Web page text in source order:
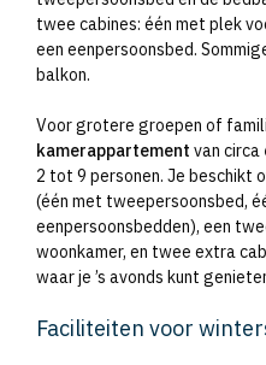
twee cabines: één met plek
een eenpersoonsbed.
balkon.
Voor grotere groepen of
kamerappartement van circa
2 tot 9 personen. Je beschikt
(één met tweepersoonsbed,
eenpersoonsbedden), een
woonkamer, en twee extra
waar je ’s avonds kunt
Faciliteiten voor